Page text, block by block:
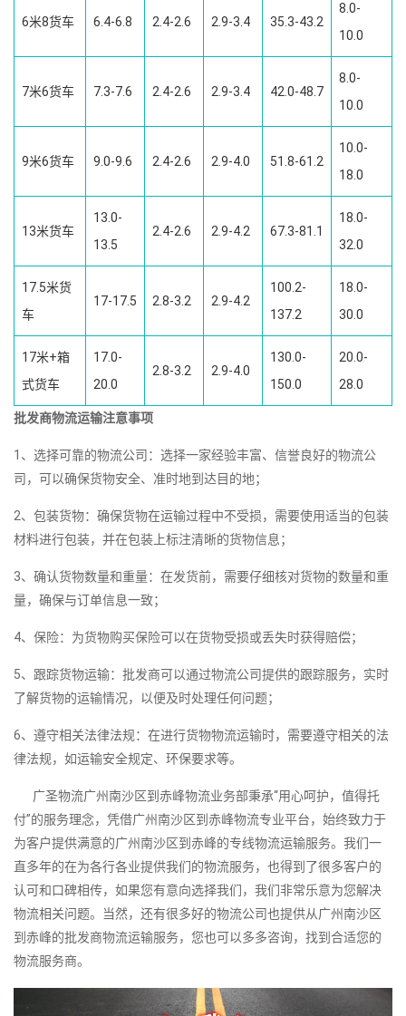
6米8货车 6.4-6.8 2.4-2.6 2.9-3.4 35.3-43.2
8.0-
10.0
7米6货车 7.3-7.6 2.4-2.6 2.9-3.4 42.0-48.7
8.0-
10.0
9米6货车 9.0-9.6 2.4-2.6 2.9-4.0 51.8-61.2
10.0-
18.0
13米货车
13.0-
13.5
2.4-2.6 2.9-4.2 67.3-81.1
18.0-
32.0
17.5米货
车
17-17.5 2.8-3.2 2.9-4.2
100.2-
137.2
18.0-
30.0
17米+箱
式货车
17.0-
20.0
2.8-3.2 2.9-4.0
130.0-
150.0
20.0-
28.0
批发商物流运输注意事项
1、选择可靠的物流公司：选择一家经验丰富、信誉良好的物流公
司，可以确保货物安全、准时地到达目的地；
2、包装货物：确保货物在运输过程中不受损，需要使用适当的包装
材料进行包装，并在包装上标注清晰的货物信息；
3、确认货物数量和重量：在发货前，需要仔细核对货物的数量和重
量，确保与订单信息一致；
4、保险：为货物购买保险可以在货物受损或丢失时获得赔偿；
5、跟踪货物运输：批发商可以通过物流公司提供的跟踪服务，实时
了解货物的运输情况，以便及时处理任何问题；
6、遵守相关法律法规：在进行货物物流运输时，需要遵守相关的法
律法规，如运输安全规定、环保要求等。
广圣物流广州南沙区到赤峰物流业务部秉承“用心呵护，值得托
付”的服务理念，凭借广州南沙区到赤峰物流专业平台，始终致力于
为客户提供满意的广州南沙区到赤峰的专线物流运输服务。我们一
直多年的在为各行各业提供我们的物流服务，也得到了很多客户的
认可和口碑相传，如果您有意向选择我们，我们非常乐意为您解决
物流相关问题。当然，还有很多好的物流公司也提供从广州南沙区
到赤峰的批发商物流运输服务，您也可以多多咨询，找到合适您的
物流服务商。